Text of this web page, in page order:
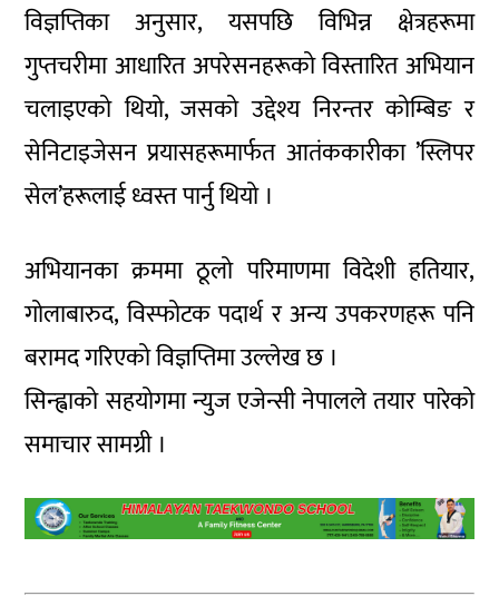
विज्ञप्तिका अनुसार, यसपछि विभिन्न क्षेत्रहरूमा
गुप्तचरीमा आधारित अपरेसनहरूको विस्तारित अभियान
चलाइएको थियो, जसको उद्देश्य निरन्तर कोम्बिङ र
सेनिटाइजेसन प्रयासहरूमार्फत आतंककारीका ’स्लिपर
सेल’हरूलाई ध्वस्त पार्नु थियो ।
अभियानका क्रममा ठूलो परिमाणमा विदेशी हतियार,
गोलाबारुद, विस्फोटक पदार्थ र अन्य उपकरणहरू पनि
बरामद गरिएको विज्ञप्तिमा उल्लेख छ ।
सिन्ह्वाको सहयोगमा न्युज एजेन्सी नेपालले तयार पारेको
समाचार सामग्री ।